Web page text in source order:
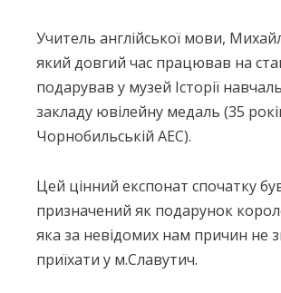
Учитель англійської мови,
який довгий час працював на
подарував у музей Історії
закладу ювілейну медаль (35
Чорнобильській АЕС).
Цей цінний експонат спочатку
призначений як подарунок
яка за невідомих нам причин не
приїхати у м.Славутич.